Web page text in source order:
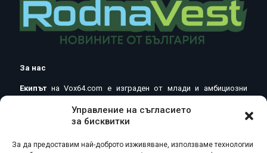
Управление на съгласието
за бисквитки
За да предоставим най-доброто изживяване, използваме технологии
За нас
Екипът на Vox64.com e изграден от млади и амбициозни
журналистика в онлайн пространството. Основни движещи
сили при отразяване на новини и репортажи са добрите
професия.